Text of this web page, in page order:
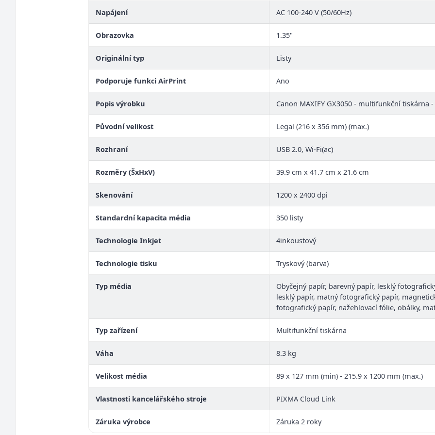
Napájení AC 100-240 V (50/60Hz)
Obrazovka 1.35"
Originální typ Listy
Podporuje funkci AirPrint Ano
Popis výrobku Canon MAXIFY GX3050 - multifunkční tiskárna
Původní velikost Legal (216 x 356 mm) (max.)
Rozhraní USB 2.0, Wi-Fi(ac)
Rozměry (ŠxHxV) 39.9 cm x 41.7 cm x 21.6 cm
Skenování 1200 x 2400 dpi
Standardní kapacita média 350 listy
Technologie Inkjet 4inkoustový
Technologie tisku Tryskový (barva)
Typ média
Obyčejný papír, barevný papír, lesklý
lesklý papír, matný fotografický papír,
fotografický papír, nažehlovací fólie, obálky,
Typ zařízení Multifunkční tiskárna
Váha 8.3 kg
Velikost média 89 x 127 mm (min) - 215.9 x 1200 mm (max.)
Vlastnosti kancelářského stroje PIXMA Cloud Link
Záruka výrobce Záruka 2 roky